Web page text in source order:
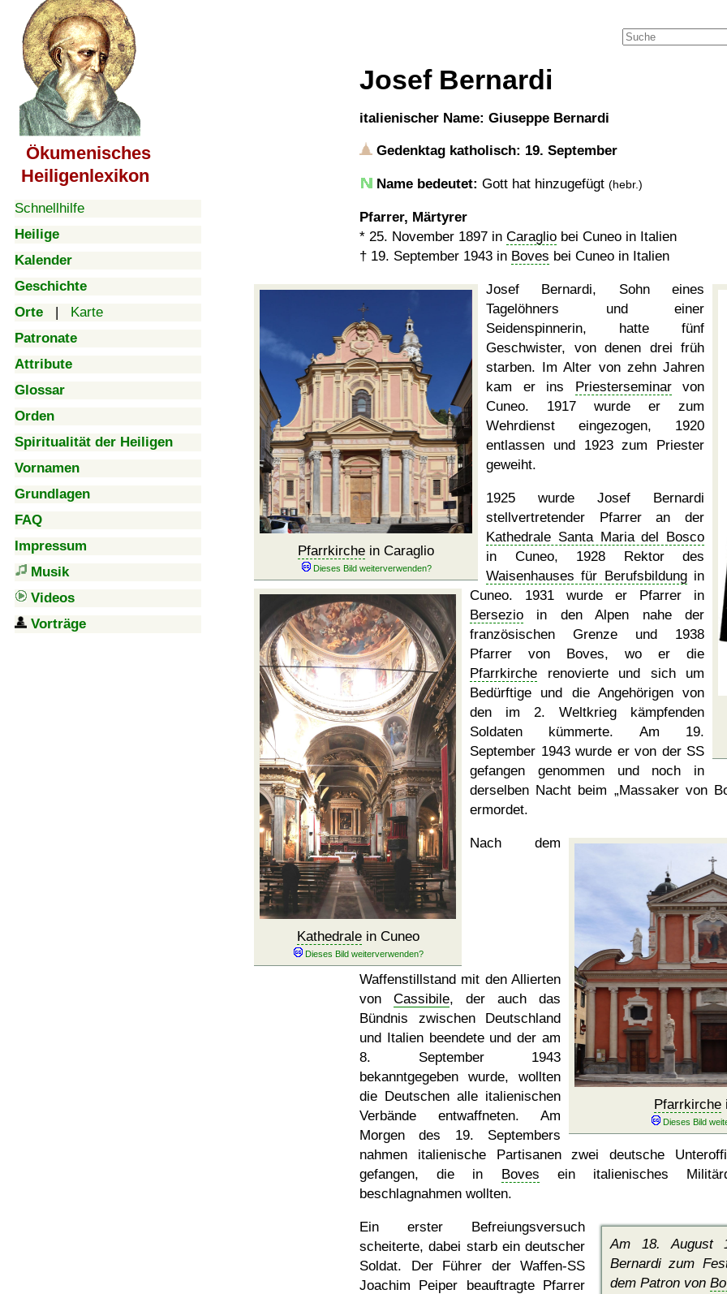
Ökumenisches
Heiligenlexikon
Schnellhilfe
Heilige
Kalender
Geschichte
Orte | Karte
Patronate
Attribute
Glossar
Orden
Spiritualität der Heiligen
Vornamen
Grundlagen
FAQ
Impressum
Musik
Videos
Vorträge
Josef Bernardi
italienischer Name: Giuseppe Bernardi
Gedenktag katholisch: 19. September
Name bedeutet: Gott hat hinzugefügt (hebr.)
Pfarrer, Märtyrer
* 25. November 1897 in Caraglio bei Cuneo in Italien
† 19. September 1943 in Boves bei Cuneo in Italien
Pfarrkirche in Caraglio
Josef Bernardi, Sohn eines
Tagelöhners und einer
Seidenspinnerin, hatte fünf
Geschwister, von denen drei früh
starben. Im Alter von zehn Jahren
kam er ins Priesterseminarvon
Cuneo. 1917 wurde er zum
Wehrdienst eingezogen, 1920
entlassen und 1923 zum Priester
geweiht.
Kathedralein Cuneo
1925 wurde Josef Bernardi
stellvertretender Pfarrer an der
Kathedrale Santa Maria del Bosco
in Cuneo, 1928 Rektor des
Waisenhauses für Berufsbildungin
Cuneo. 1931 wurde er Pfarrer in
Bersezio in den Alpen nahe der
französischen Grenze und 1938
Pfarrer von Boves, wo er die
Pfarrkirche renovierte und sich um
Bedürftige und die Angehörigen von
den im 2. Weltkrieg kämpfenden
Soldaten kümmerte. Am 19.
September 1943 wurde er von der SS
gefangen genommen und noch in
derselben Nacht beim
Massaker von
ermordet.
Pfarrkirche
Nach dem
Waffenstillstand mit den Allierten
von Cassibile, der auch das
Bündnis zwischen Deutschland
und Italien beendete und der am
8. September 1943
bekanntgegeben wurde, wollten
die Deutschen alle italienischen
Verbände entwaffneten. Am
Morgen des 19. Septembers
nahmen italienische Partisanen zwei deutsche
gefangen, die in Boves ein italienisches
beschlagnahmen wollten.
Am 18. August
Bernardi zum
dem Patron von
Ein erster Befreiungsversuch
scheiterte, dabei starb ein deutscher
Soldat. Der Führer der Waffen-SS
Joachim Peiper beauftragte Pfarrer